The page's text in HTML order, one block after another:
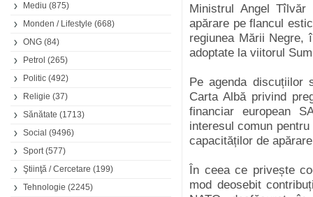
Mediu (875)
Monden / Lifestyle (668)
ONG (84)
Petrol (265)
Politic (492)
Religie (37)
Sănătate (1713)
Social (9496)
Sport(577)
Ştiinţă / Cercetare (199)
Tehnologie (2245)
Ministrul Angel Tîlvăr
apărare pe flancul
regiunea Mării Negre,
adoptate la viitorul
Pe agenda discuțiilor
Carta Albă privind
financiar european
interesul comun
capacităților de
În ceea ce privește
mod deosebit